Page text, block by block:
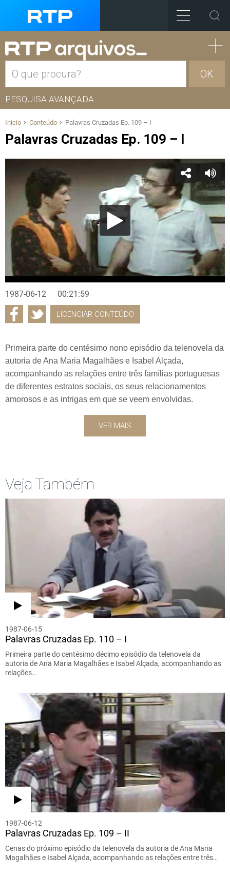
OK
PESQUISA AVANÇADA
Início Conteúdo Palavras Cruzadas Ep. 109 – I
Palavras Cruzadas Ep. 109 – I
1987-06-12 00:21:59
LICENCIAR CONTEÚDO
Primeira parte do centésimo nono episódio da telenovela da
autoria de Ana Maria Magalhães e Isabel Alçada,
acompanhando as relações entre três famílias portuguesas
de diferentes estratos sociais, os seus relacionamentos
amorosos e as intrigas em que se veem envolvidas.
VER MAIS
Veja Também
1987-06-15
Palavras Cruzadas Ep. 110 – I
Primeira parte do centésimo décimo episódio da telenovela da
autoria de Ana Maria Magalhães e Isabel Alçada, acompanhando as
relações…
1987-06-12
Palavras Cruzadas Ep. 109 – II
Cenas do próximo episódio da telenovela da autoria de Ana Maria
Magalhães e Isabel Alçada, acompanhando as relações entre três…